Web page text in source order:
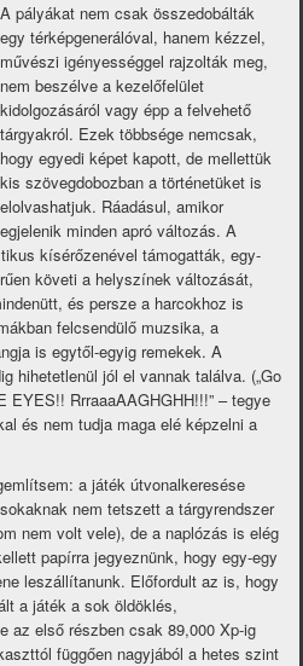
A pályákat nem csak összedobálták
egy térképgenerálóval, hanem kézzel,
művészi igényességgel rajzolták meg,
nem beszélve a kezelőfelület
kidolgozásáról vagy épp a felvehető
tárgyakról. Ezek többsége nemcsak,
hogy egyedi képet kapott, de mellettük
kis szövegdobozban a történetüket is
elolvashatjuk. Ráadásul, amikor
minden apró változás. A
kísérőzenével támogatták, egy-
követi a helyszínek változását,
és persze a harcokhoz is
felcsendülő muzsika, a
is egytől-egyig remekek. A
hihetetlenül jól el vannak találva. („Go
EYES!! RrraaaAAGHGHH!!!” – tegye
és nem tudja maga elé képzelni a
a játék útvonalkeresése
nem tetszett a tárgyrendszer
nem volt vele), de a naplózás is elég
papírra jegyeznünk, hogy egy-egy
leszállítanunk. Előfordult az is, hogy
a játék a sok öldöklés,
az első részben csak 89,000 Xp-ig
függően nagyjából a hetes szint